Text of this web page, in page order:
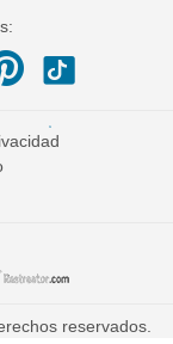
reservados.